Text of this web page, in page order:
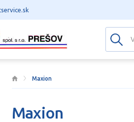
Maxion
Maxion